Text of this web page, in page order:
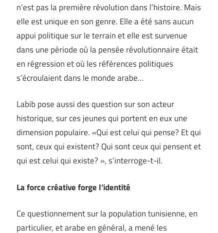
n’est pas la première révolution dans l’histoire. Mais
elle est unique en son genre. Elle a été sans aucun
appui politique sur le terrain et elle est survenue
dans une période où la pensée révolutionnaire était
en régression et où les références politiques
s’écroulaient dans le monde arabe…
Labib pose aussi des question sur son acteur
historique, sur ces jeunes qui portent en eux une
dimension populaire. «Qui est celui qui pense? Et qui
sont, ceux qui existent? Qui sont ceux qui pensent et
qui est celui qui existe? », s’interroge-t-il.
La force créative forge l’identité
Ce questionnement sur la population tunisienne, en
particulier, et arabe en général, a mené les